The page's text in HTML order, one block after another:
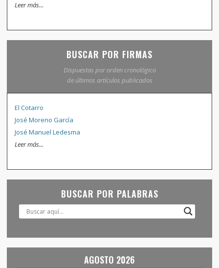
Leer más...
BUSCAR POR FIRMAS
Dispuestas por orden cronológico
de últimos artículos publicados
El Cotarro
José Moreno García
José Manuel Ledesma
Leer más...
BUSCAR POR PALABRAS
AGOSTO 2026